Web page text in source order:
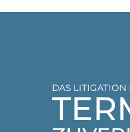
DAS LITIGATION